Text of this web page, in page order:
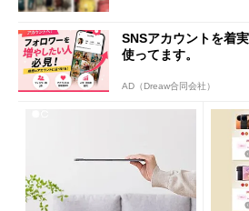
SNSアカウントを着
使ってます。
AD（Dreaw合同会社）